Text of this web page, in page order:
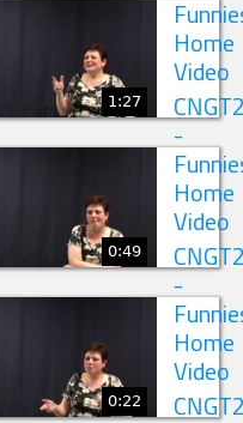
Home
Video
1:27
-
Home
Video
0:49
-
Home
Video
0:22